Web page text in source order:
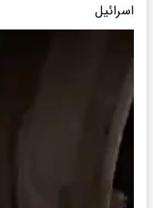
اسرائیل